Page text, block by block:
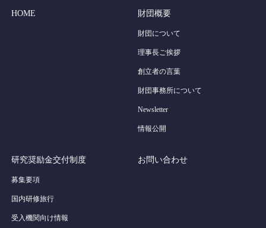
HOME 財団概要
財団について
理事長ご挨拶
創立者の言葉
財団事務所について
Newsletter
情報公開
研究奨励金交付制度
募集要項
国内研修旅行
受入機関向け情報
お問い合わせ